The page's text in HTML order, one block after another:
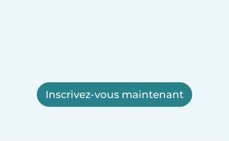
Inscrivez-vous maintenant